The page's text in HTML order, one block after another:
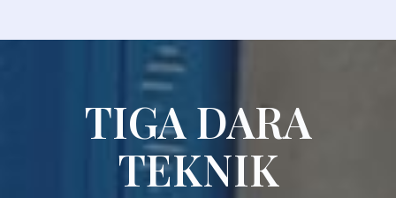
TIGA DARA
TEKNIK